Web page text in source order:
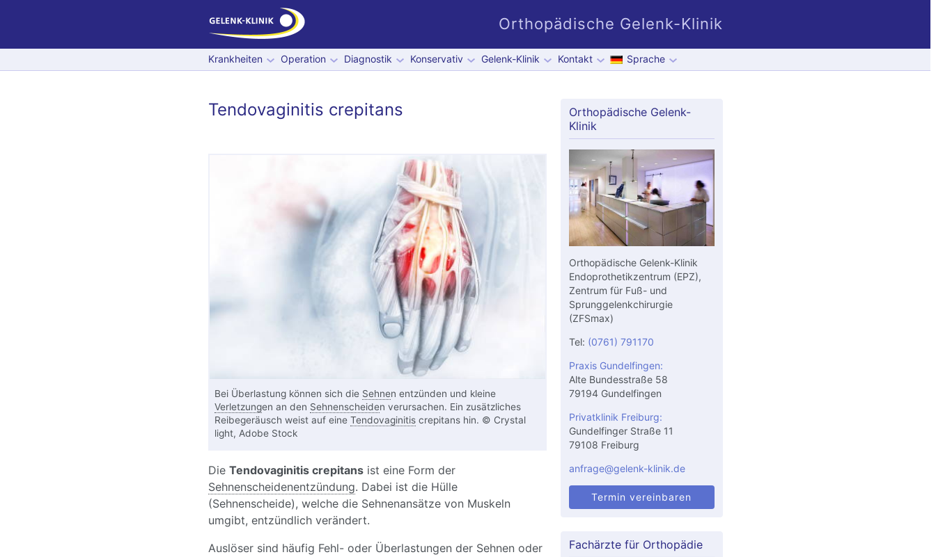
Orthopädische Gelenk-Klinik
Krankheiten Operation Diagnostik Konservativ Gelenk-Klinik Kontakt Sprache
Tendovaginitis crepitans
Bei Überlastung können sich die Sehnen entzünden und kleine
Verletzungen an den Sehnenscheiden verursachen. Ein zusätzliches
Reibegeräusch weist auf eine Tendovaginitiscrepitans hin. © Crystal
light, Adobe Stock
Die Tendovaginitis crepitansist eine Form der
Sehnenscheidenentzündung. Dabei ist die Hülle
(Sehnenscheide), welche die Sehnenansätze von Muskeln
umgibt, entzündlich verändert.
Auslöser sind häufig Fehl- oder Überlastungen der Sehnen oder
Orthopädische Gelenk-
Klinik
Orthopädische Gelenk-Klinik
Endoprothetikzentrum (EPZ),
Zentrum für Fuß- und
Sprunggelenkchirurgie
(ZFSmax)
Tel: (0761) 791170
Praxis Gundelfingen:
Alte Bundesstraße 58
79194 Gundelfingen
Privatklinik Freiburg:
Gundelfinger Straße 11
79108 Freiburg
anfrage@gelenk-klinik.de
Termin vereinbaren
Fachärzte für Orthopädie